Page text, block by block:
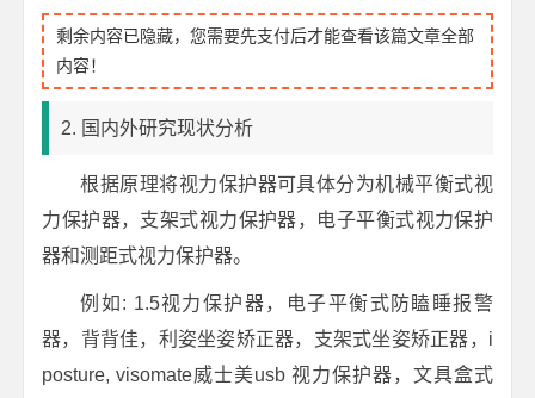
剩余内容已隐藏，您需要先支付后才能查看该篇文章全部
内容！
2. 国内外研究现状分析
根据原理将视力保护器可具体分为机械平衡式视
力保护器，支架式视力保护器，电子平衡式视力保护
器和测距式视力保护器。
例如: 1.5视力保护器，电子平衡式防瞌睡报警
器，背背佳，利姿坐姿矫正器，支架式坐姿矫正器，i
posture, visomate威士美usb 视力保护器，文具盒式